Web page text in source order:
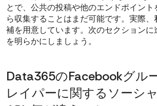
とで、公共の投稿や他のエンドポイン
ら収集することはまだ可能です。実際
補を用意しています。次のセクション
を明らかにしましょう。
Data365のFacebookグル
レイパーに関するソーシ